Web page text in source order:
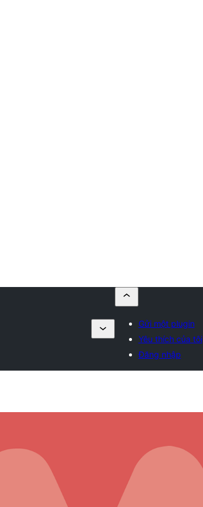
Gửi một plugin
Yêu thích của tôi
Đăng nhập